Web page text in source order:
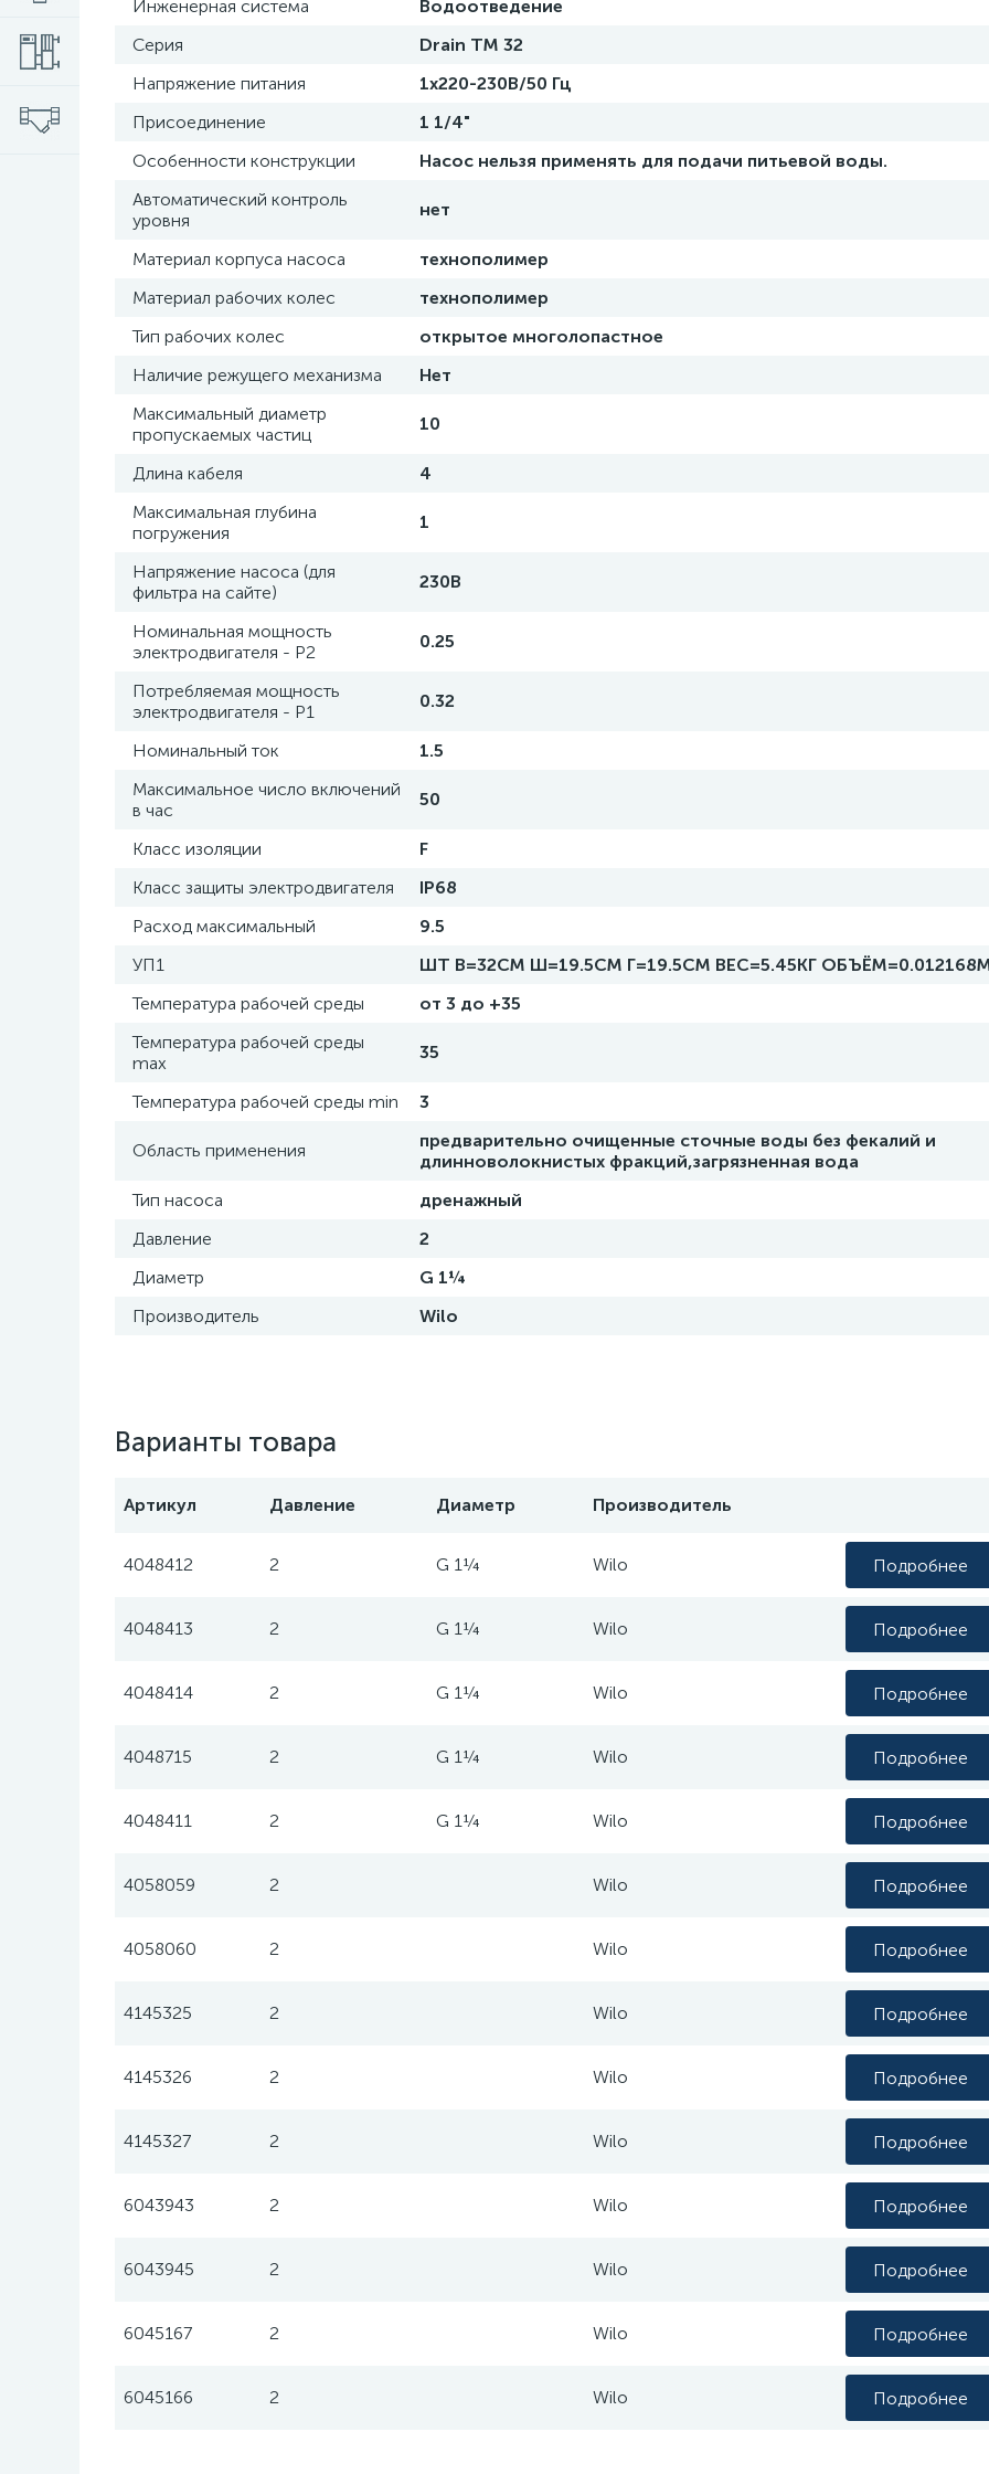
Инженерная система
Водоотведение
Серия
Drain TM 32
Напряжение питания
1х220-230В/50 Гц
Присоединение
1 1/4"
Особенности конструкции
Насос нельзя применять для подачи питьевой воды.
Автоматический контроль
уровня
нет
Материал корпуса насоса
технополимер
Материал рабочих колес
технополимер
Тип рабочих колес
открытое многолопастное
Наличие режущего механизма
Нет
Максимальный диаметр
пропускаемых частиц
10
Длина кабеля
4
Максимальная глубина
погружения
1
Напряжение насоса (для
фильтра на сайте)
230В
Номинальная мощность
электродвигателя - P2
0.25
Потребляемая мощность
электродвигателя - P1
0.32
Номинальный ток
1.5
Максимальное число включений
в час
50
Класс изоляции
F
Класс защиты электродвигателя
IP68
Расход максимальный
9.5
УП1
ШТ В=32СМ Ш=19.5СМ Г=19.5СМ ВЕС=5.45КГ
Температура рабочей среды
от 3 до +35
Температура рабочей среды
max
35
Температура рабочей среды min 3
Область применения
предварительно очищенные сточные воды без фекалий и
длинноволокнистых фракций,загрязненная вода
Тип насоса
дренажный
Давление
2
Диаметр
G 1¼
Производитель
Wilo
Варианты товара
Артикул Давление Диаметр Производитель
4048412 2 G 1¼ Wilo Подробнее
4048413 2 G 1¼ Wilo Подробнее
4048414 2 G 1¼ Wilo Подробнее
4048715 2 G 1¼ Wilo Подробнее
4048411 2 G 1¼ Wilo Подробнее
4058059 2 Wilo Подробнее
4058060 2 Wilo Подробнее
4145325 2 Wilo Подробнее
4145326 2 Wilo Подробнее
4145327 2 Wilo Подробнее
6043943 2 Wilo Подробнее
6043945 2 Wilo Подробнее
6045167 2 Wilo Подробнее
6045166 2 Wilo Подробнее